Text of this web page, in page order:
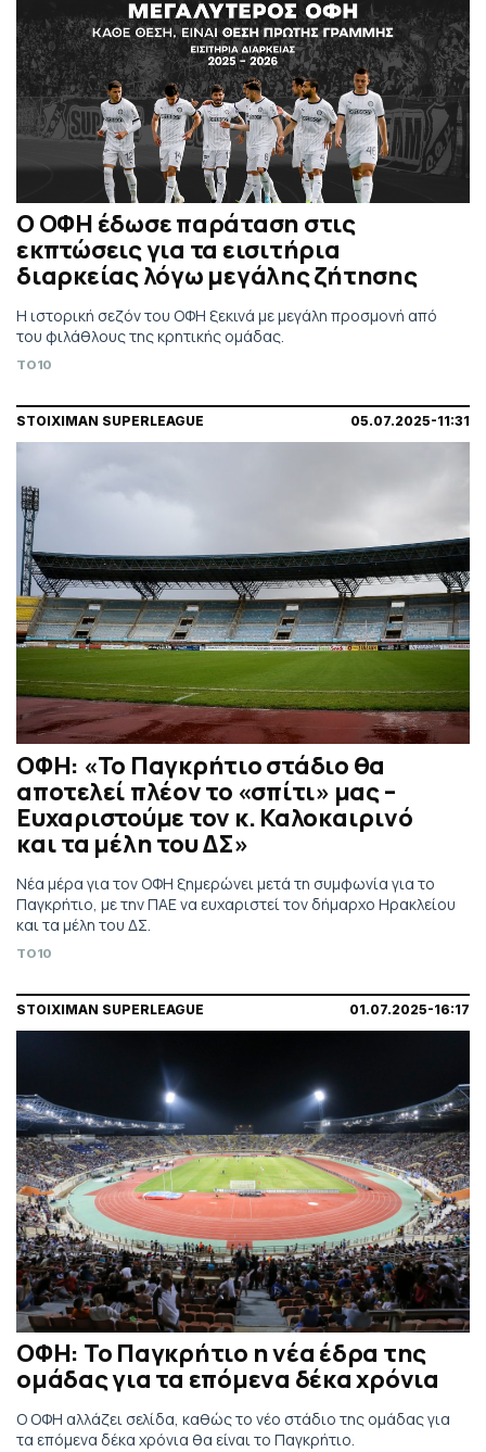
O ΟΦΗ έδωσε παράταση στις
εκπτώσεις για τα εισιτήρια
διαρκείας λόγω μεγάλης ζήτησης
Η ιστορική σεζόν του ΟΦΗ ξεκινά με μεγάλη προσμονή από
του φιλάθλους της κρητικής ομάδας.
TO10
STOIXIMAN SUPERLEAGUE 05.07.2025-11:31
ΟΦΗ: «Το Παγκρήτιο στάδιο θα
αποτελεί πλέον το «σπίτι» μας –
Ευχαριστούμε τον κ. Καλοκαιρινό
και τα μέλη του ΔΣ»
Νέα μέρα για τον ΟΦΗ ξημερώνει μετά τη συμφωνία για το
Παγκρήτιο, με την ΠΑΕ να ευχαριστεί τον δήμαρχο Ηρακλείου
και τα μέλη του ΔΣ.
TO10
STOIXIMAN SUPERLEAGUE 01.07.2025-16:17
ΟΦΗ: Το Παγκρήτιο η νέα έδρα της
ομάδας για τα επόμενα δέκα χρόνια
Ο ΟΦΗ αλλάζει σελίδα, καθώς το νέο στάδιο της ομάδας για
τα επόμενα δέκα χρόνια θα είναι το Παγκρήτιο.